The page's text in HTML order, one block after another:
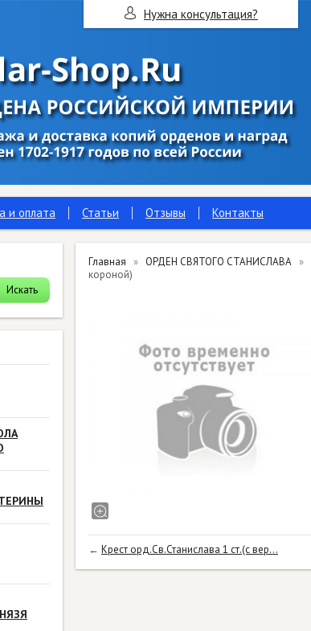
и оплата Статьи Отзывы Контакты
Главная ОРДЕН СВЯТОГО СТАНИСЛАВА
короной)
← Крест орд.Св.Станислава 1 ст.(с вер...
Нужна консультация?